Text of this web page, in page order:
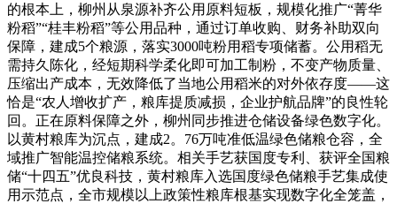
的根本上，柳州从泉源补齐公用原料短板，规模化推广“菁华
粉稻”“桂丰粉稻”等公用品种，通过订单收购、财务补助双向
保障，建成5个粮源，落实3000吨粉用稻专项储蓄。公用稻无
需持久陈化，经短期科学柔化即可加工制粉，不变产物质量、
压缩出产成本，无效降低了当地公用稻米的对外依存度——这
恰是“农人增收扩产，粮库提质减损，企业护航品牌”的良性轮
回。正在原料保障之外，柳州同步推进仓储设备绿色数字化。
以黄村粮库为沉点，建成2。76万吨准低温绿色储粮仓容，全
域推广智能温控储粮系统。相关手艺获国度专利、获评全国粮
储“十四五”优良科技，黄村粮库入选国度绿色储粮手艺集成使
用示范点，全市规模以上政策性粮库根基实现数字化全笼盖，